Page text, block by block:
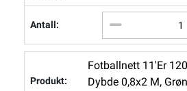
Fotballnett 11'er
Dybde 0,8x2 M,